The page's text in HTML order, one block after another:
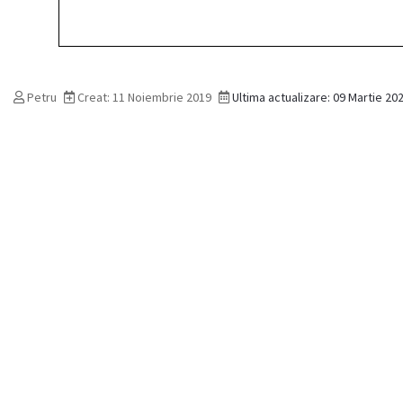
Petru Creat: 11 Noiembrie 2019 Ultima actualizare: 09 Martie